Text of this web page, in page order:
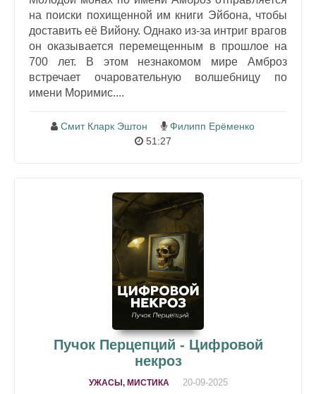
на поиски похищенной им книги Эйбона, чтобы
доставить её Вийону. Однако из-за интриг врагов
он оказывается перемещенным в прошлое на
700 лет. В этом незнакомом мире Амброз
встречает очаровательную волшебницу по
имени Моримис....
Смит Кларк Эштон
Филипп Ерёменко
51:27
Пучок Перцепций - Цифровой
некроз
УЖАСЫ, МИСТИКА 20-09-2025